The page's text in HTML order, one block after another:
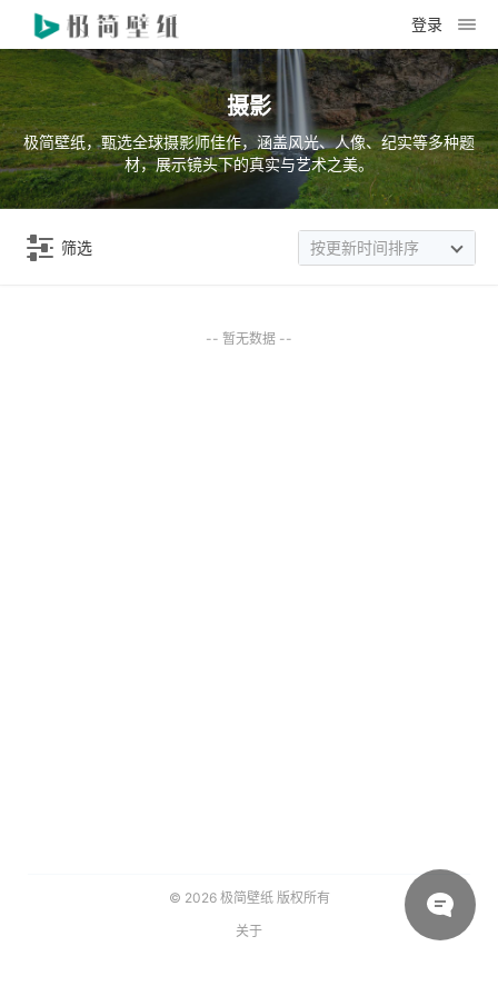
登录
摄影
极简壁纸，甄选全球摄影师佳作，涵盖风光、人像、纪实等多种题
材，展示镜头下的真实与艺术之美。
筛选 按更新时间排序
-- 暂无数据 --
© 2026 极简壁纸版权所有
关于